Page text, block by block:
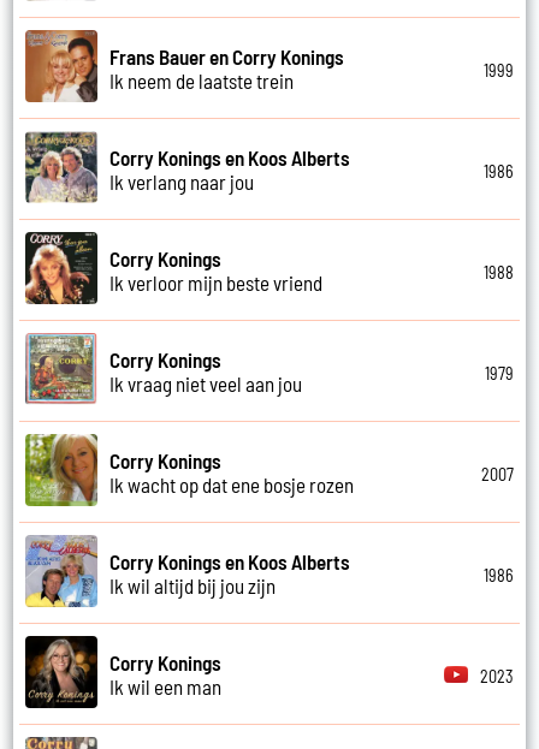
Frans Bauer en Corry Konings
Ik neem de laatste trein
1999
Corry Konings en Koos Alberts
Ik verlang naar jou
1986
Corry Konings
Ik verloor mijn beste vriend
1988
Corry Konings
Ik vraag niet veel aan jou
1979
Corry Konings
Ik wacht op dat ene bosje rozen
2007
Corry Konings en Koos Alberts
Ik wil altijd bij jou zijn
1986
Corry Konings
Ik wil een man
2023